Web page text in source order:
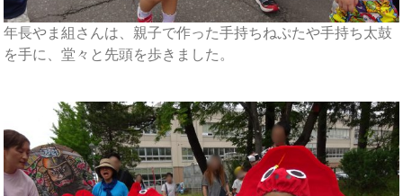
年長やま組さんは、親子で作った手持ちねぷたや手持ち太鼓
を手に、堂々と先頭を歩きました。